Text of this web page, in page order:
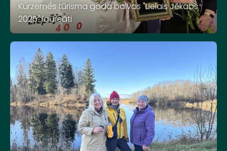
Kurzemes tūrisma gada balvas "Lielais Jēkabs
2025" laureāti